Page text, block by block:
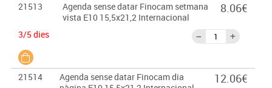
21513
Agenda sense datar Finocam setmana
vista E10 15,5x21,2 Internacional
3/5 dies
8.06€
21514
Agenda sense datar Finocam dia
12.06€